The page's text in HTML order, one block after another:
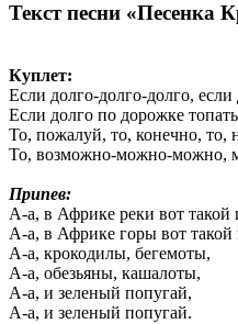
Текст песни «Песенка
Куплет:
Если долго-долго-долго,
Если долго по дорожке
То, пожалуй, то, конечно, то,
То, возможно-можно-можно,
Припев:
А-а, в Африке реки вот
А-а, в Африке горы вот
А-а, крокодилы, бегемоты,
А-а, обезьяны, кашалоты,
А-а, и зеленый попугай,
А-а, и зеленый попугай.